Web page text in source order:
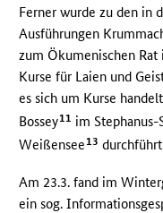
Ferner wurde zu den in
Ausführungen
zum Ökumenischen
Kurse für Laien und
es sich um Kurse
Bossey11 im
Weißensee13
Am 23.3. fand im
ein sog.